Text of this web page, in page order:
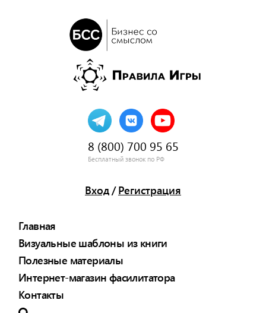
8 (800) 700 95 65
Бесплатный звонок по РФ
Вход/ Регистрация
Главная
Визуальные шаблоны из книги
Полезные материалы
Интернет-магазин фасилитатора
Контакты